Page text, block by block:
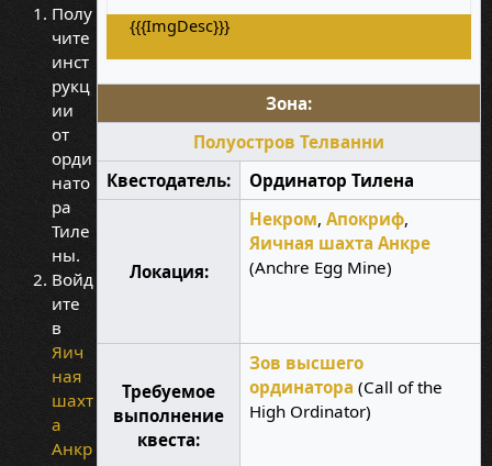
{{{ImgDesc}}}
Зона:
Полуостров Телванни
Квестодатель:
Ординатор Тилена
Локация:
Некром, Апокриф,
Яичная шахта Анкре
(Anchre Egg Mine)
Требуемое
выполнение
квеста:
Зов высшего
ординатора (Call of the
High Ordinator)
Полу
чите
инст
рукц
ии
от
орди
нато
ра
Тиле
ны.
Войд
ите
в
Яич
ная
шахт
а
Анкр